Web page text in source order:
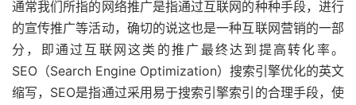
通常我们所指的网络推广是指通过互联网的种种手段，进行
的宣传推广等活动，确切的说这也是一种互联网营销的一部
分，即通过互联网这类的推广最终达到提高转化率。
SEO（Search Engine Optimization）搜索引擎优化的英文
缩写，SEO是指通过采用易于搜索引擎索引的合理手段，使